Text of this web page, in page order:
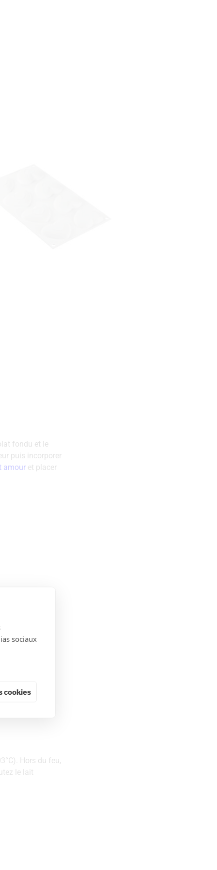
fondu et le
puis incorporer
amour et placer
Hors du feu,
le lait
sociaux
cookies